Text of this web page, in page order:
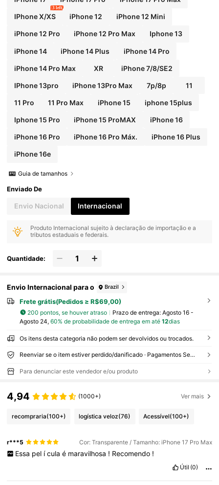
IPhone X/XS
3 left
iPhone 12 iPhone 12 Mini
iPhone 12 Pro iPhone 12 Pro Max Iphone 13
iPhone 14 iPhone 14 Plus iPhone 14 Pro
iPhone 14 Pro Max XR iPhone 7/8/SE2
IPhone 13pro iPhone 13Pro Max 7p/8p 11
11 Pro 11 Pro Max iPhone 15 iphone 15plus
Iphone 15 Pro iPhone 15 ProMAX iPhone 16
iPhone 16 Pro iPhone 16 Pro Máx. iPhone 16 Plus
iPhone 16e
Guia de tamanhos
Enviado De
Envio Nacional Internacional
Produto Internacional sujeito à declaração de importação e a
tributos estaduais e federais.
Quantidade:
Envio Internacional para o Brazil
Frete grátis(Pedidos ≥ R$69,00)
200 pontos, se houver atraso Prazo de entrega: Agosto 16 -
Agosto 24, 60% de probabilidade de entrega em até 12dias
Os itens desta categoria não podem ser devolvidos ou trocados.
Reenviar se o item estiver perdido/danificado · Pagamentos Seguros · Proteção de privacidade
Para denunciar este vendedor e/ou produto
4,94 (1000+) Ver mais
recompraria(100+) logística veloz(76) Acessível(100+)
r***5 Cor: Transparente / Tamanho: iPhone 17 Pro Max
Essa pel ícula é maravilhosa ! Recomendo !
Útil (0)